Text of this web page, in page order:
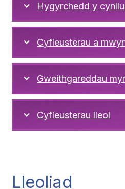
Hygyrchedd y
Cyfleusterau a
Gweithgareddau
Cyfleusterau lleol
Lleoliad